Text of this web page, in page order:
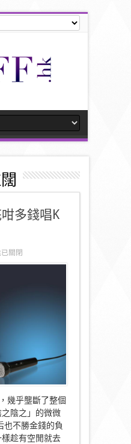
多錢唱K
關閉
幾乎壟斷了整個
陰之」的微微
也不勝金錢的負
趁有空閒就去